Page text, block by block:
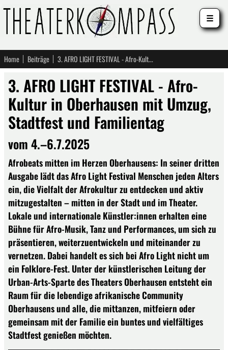
Home Beiträge 3. AFRO LIGHT FESTIVAL - Afro-Kultur in Oberhausen mit Umzug, Stadtfest und Familientag
3. AFRO LIGHT FESTIVAL - Afro-
Kultur in Oberhausen mit Umzug,
Stadtfest und Familientag
vom 4.–6.7.2025
Afrobeats mitten im Herzen Oberhausens: In seiner dritten
Ausgabe lädt das Afro Light Festival Menschen jeden Alters
ein, die Vielfalt der Afrokultur zu entdecken und aktiv
mitzugestalten – mitten in der Stadt und im Theater.
Lokale und internationale Künstler:innen erhalten eine
Bühne für Afro-Musik, Tanz und Performances, um sich zu
präsentieren, weiterzuentwickeln und miteinander zu
vernetzen. Dabei handelt es sich bei Afro Light nicht um
ein Folklore-Fest. Unter der künstlerischen Leitung der
Urban-Arts-Sparte des Theaters Oberhausen entsteht ein
Raum für die lebendige afrikanische Community
Oberhausens und alle, die mittanzen, mitfeiern oder
gemeinsam mit der Familie ein buntes und vielfältiges
Stadtfest genießen möchten.
☰